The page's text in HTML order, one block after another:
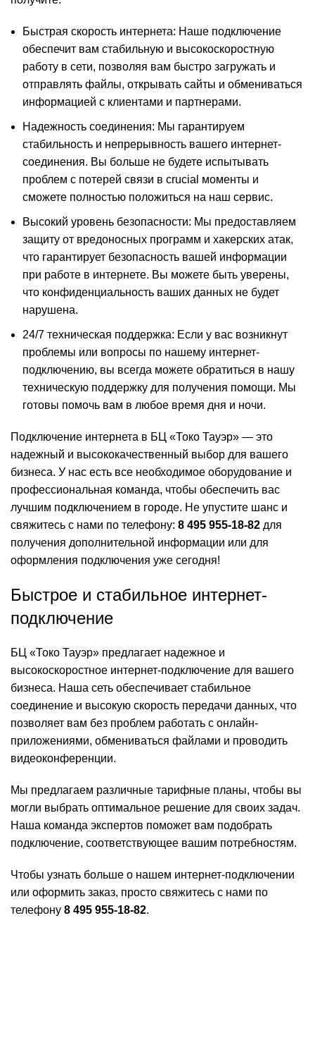
Быстрая скорость интернета: Наше подключение
обеспечит вам стабильную и высокоскоростную
работу в сети, позволяя вам быстро загружать и
отправлять файлы, открывать сайты и обмениваться
информацией с клиентами и партнерами.
Надежность соединения: Мы гарантируем
стабильность и непрерывность вашего интернет-
соединения. Вы больше не будете испытывать
проблем с потерей связи в crucial моменты и
сможете полностью положиться на наш сервис.
Высокий уровень безопасности: Мы предоставляем
защиту от вредоносных программ и хакерских атак,
что гарантирует безопасность вашей информации
при работе в интернете. Вы можете быть уверены,
что конфиденциальность ваших данных не будет
нарушена.
24/7 техническая поддержка: Если у вас возникнут
проблемы или вопросы по нашему интернет-
подключению, вы всегда можете обратиться в нашу
техническую поддержку для получения помощи. Мы
готовы помочь вам в любое время дня и ночи.
Подключение интернета в БЦ «Токо Тауэр» — это
надежный и высококачественный выбор для вашего
бизнеса. У нас есть все необходимое оборудование и
профессиональная команда, чтобы обеспечить вас
лучшим подключением в городе. Не упустите шанс и
свяжитесь с нами по телефону: 8 495 955-18-82 для
получения дополнительной информации или для
оформления подключения уже сегодня!
Быстрое и стабильное интернет-
подключение
БЦ «Токо Тауэр» предлагает надежное и
высокоскоростное интернет-подключение для вашего
бизнеса. Наша сеть обеспечивает стабильное
соединение и высокую скорость передачи данных, что
позволяет вам без проблем работать с онлайн-
приложениями, обмениваться файлами и проводить
видеоконференции.
Мы предлагаем различные тарифные планы, чтобы вы
могли выбрать оптимальное решение для своих задач.
Наша команда экспертов поможет вам подобрать
подключение, соответствующее вашим потребностям.
Чтобы узнать больше о нашем интернет-подключении
или оформить заказ, просто свяжитесь с нами по
телефону 8 495 955-18-82.